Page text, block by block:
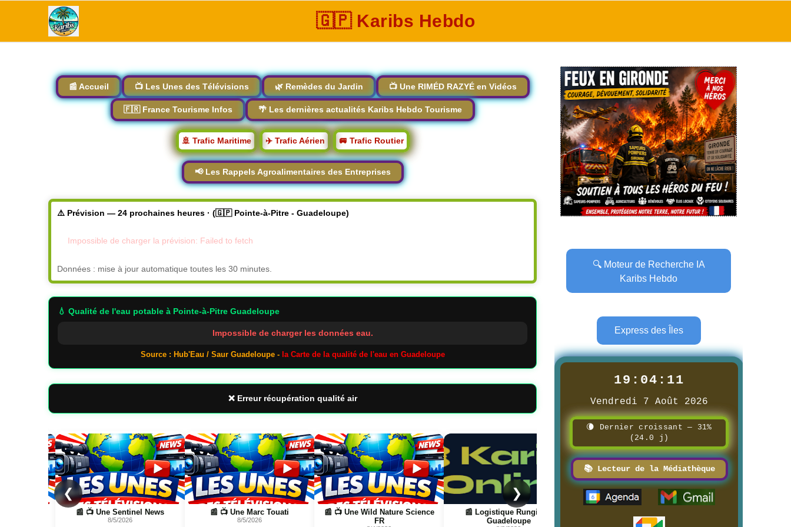
🇬🇵 Karibs Hebdo
📰 Accueil 📺 Les Unes des Télévisions 🌿 Remèdes du Jardin 📺 Une RIMÉD RAZYÉ en Vidéos
🇫🇷 France Tourisme Infos 🌴 Les dernières actualités Karibs Hebdo Tourisme
🚢 Trafic Maritime ✈️ Trafic Aérien 🚐 Trafic Routier
📢 Les Rappels Agroalimentaires des Entreprises
⚠️ Prévision — 24 prochaines heures · (🇬🇵 Pointe-à-Pitre - Guadeloupe)
Impossible de charger la prévision: Failed to fetch
Données : mise à jour automatique toutes les 30 minutes.
💧 Qualité de l'eau potable à Pointe-à-Pitre Guadeloupe
Impossible de charger les données eau.
Source : Hub'Eau / Saur Guadeloupe - la Carte de la qualité de l'eau en Guadeloupe
❌ Erreur récupération qualité air
❮
Page
📰 📺 Une Marc Touati
8/5/2026
Page
📰 📺 Une Wild Nature Science
FR
Page
📰 Logistique Rungis →
Guadeloupe
📰 📺 Une La pétanque des
boulistenautes
8/3/2026
❯
🔍 Moteur de Recherche IA
Karibs Hebdo
Express des Îles
19:04:12
Vendredi 7 Août 2026
🌘 Dernier croissant — 31%
(24.0 j)
📚 Lecteur de la Médiathèque